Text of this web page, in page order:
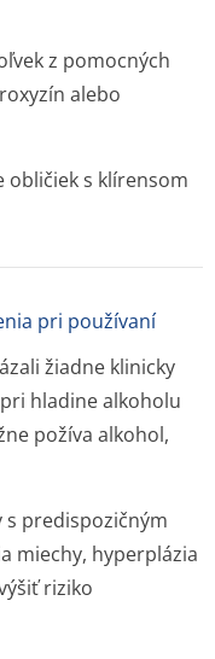
z pomocných
alebo
obličiek s klírensom
pri používaní
žiadne klinicky
hladine alkoholu
požíva alkohol,
predispozičným
miechy, hyperplázia
riziko